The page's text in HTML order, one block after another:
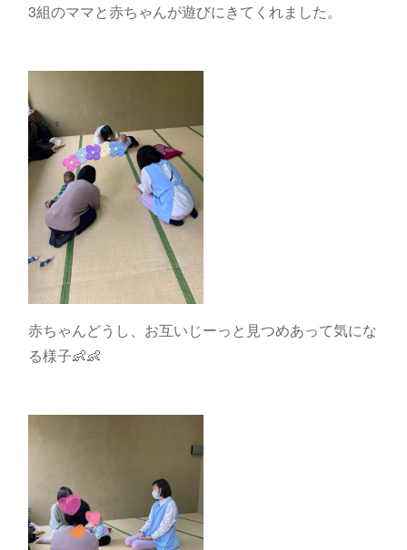
3組のママと赤ちゃんが遊びにきてくれました。
赤ちゃんどうし、お互いじーっと見つめあって気にな
る様子👶👶